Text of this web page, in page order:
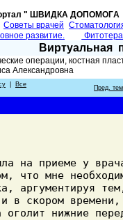
" ШВИДКА
Советы врачей
развитие.
Виртуальная
операции, костная
Александровна
Все
Пред.
на приеме у
что мне
аргументируя
в скором
нижние